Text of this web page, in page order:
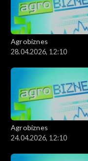
Agrobiznes
28.04.2026, 12:10
Agrobiznes
24.04.2026, 12:10